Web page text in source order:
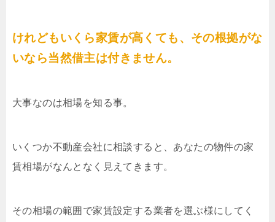
けれどもいくら家賃が高くても、その根拠がな
いなら当然借主は付きません。
大事なのは相場を知る事。
いくつか不動産会社に相談すると、あなたの物件の家
賃相場がなんとなく見えてきます。
その相場の範囲で家賃設定する業者を選ぶ様にしてく